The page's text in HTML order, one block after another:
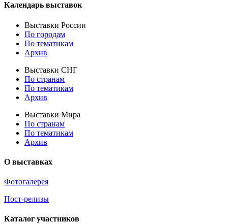
Календарь выставок
Выставки России
По городам
По тематикам
Архив
Выставки СНГ
По странам
По тематикам
Архив
Выставки Мира
По странам
По тематикам
Архив
О выставках
Фотогалерея
Пост-релизы
Каталог участников